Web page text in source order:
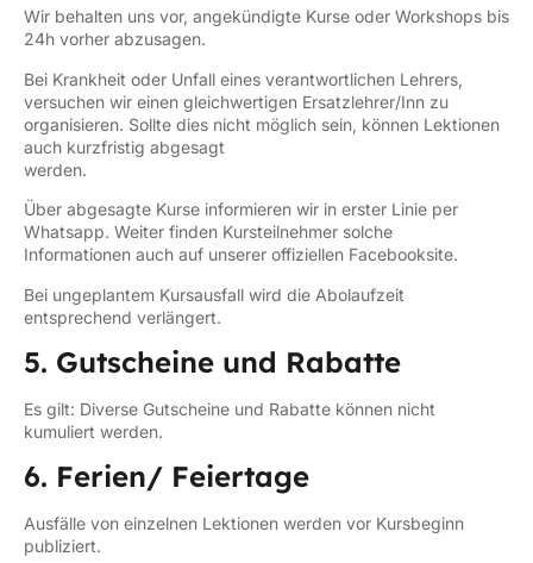
Wir behalten uns vor, angekündigte Kurse oder Workshops bis
24h vorher abzusagen.
Bei Krankheit oder Unfall eines verantwortlichen Lehrers,
versuchen wir einen gleichwertigen Ersatzlehrer/Inn zu
organisieren. Sollte dies nicht möglich sein, können Lektionen
auch kurzfristig abgesagt
werden.
Über abgesagte Kurse informieren wir in erster Linie per
Whatsapp. Weiter finden Kursteilnehmer solche
Informationen auch auf unserer offiziellen Facebooksite.
Bei ungeplantem Kursausfall wird die Abolaufzeit
entsprechend verlängert.
5. Gutscheine und Rabatte
Es gilt: Diverse Gutscheine und Rabatte können nicht
kumuliert werden.
6. Ferien/ Feiertage
Ausfälle von einzelnen Lektionen werden vor Kursbeginn
publiziert.